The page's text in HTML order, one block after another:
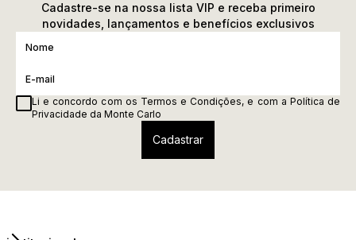
Cadastre-se na nossa lista VIP e receba primeiro
novidades, lançamentos e benefícios exclusivos
Li e concordo com os Termos e Condições, e com a Política de
Privacidade da Monte Carlo